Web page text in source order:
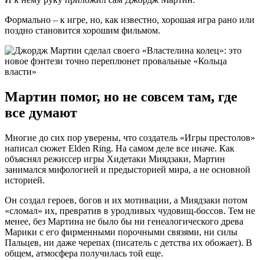
Формально – к игре, но, как известно, хорошая игра рано или
поздно становится хорошим фильмом.
Мартин помог, но не совсем там, где
все думают
Многие до сих пор уверены, что создатель «Игры престолов»
написал сюжет Elden Ring. На самом деле все иначе. Как
объяснял режиссер игры Хидетаки Миядзаки, Мартин
занимался мифологией и предысторией мира, а не основной
историей.
Он создал героев, богов и их мотивации, а Миядзаки потом
«сломал» их, превратив в уродливых чудовищ-боссов. Тем не
менее, без Мартина не было бы ни генеалогического древа
Марики с его фирменными порочными связями, ни силы
Пальцев, ни даже черепах (писатель с детства их обожает). В
общем, атмосфера получилась той еще.